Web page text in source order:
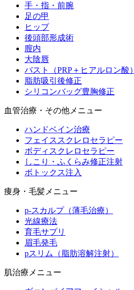
手・指・前腕
足の甲
ヒップ
後頭部形成術
膣内
大陰唇
バスト（PRP＋ヒアルロン酸）
脂肪吸引後修正
シリコンバッグ豊胸修正
血管治療・その他メニュー
ハンドベイン治療
フェイススクレロセラピー
ボディスクレロセラピー
しこり・ふくらみ修正注射
ボトックス注入
痩身・毛髪メニュー
p-スカルプ（薄毛治療）
光線療法
育毛サプリ
眉毛発毛
pスリム（脂肪溶解注射）
肌治療メニュー